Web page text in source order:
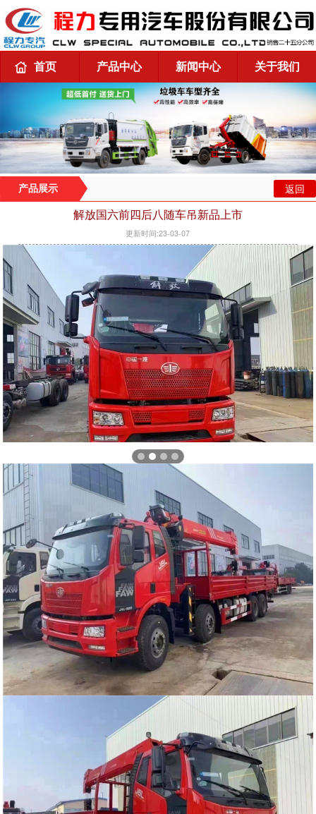
首页 产品中心 新闻中心 关于我们
产品展示 返回
解放国六前四后八随车吊新品上市
更新时间:23-03-07